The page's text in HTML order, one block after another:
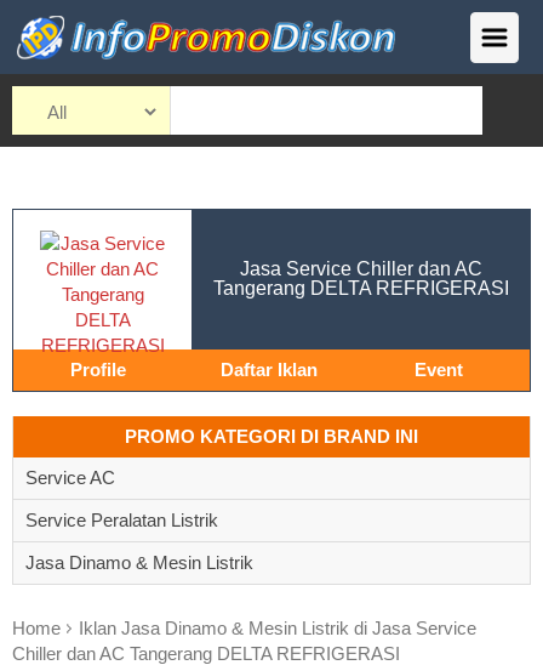
Jasa Service Chiller dan AC
Tangerang DELTA REFRIGERASI
Profile Daftar Iklan Event
PROMO KATEGORI DI BRAND INI
Service AC
Service Peralatan Listrik
Jasa Dinamo & Mesin Listrik
Home
Iklan Jasa Dinamo & Mesin Listrik di Jasa Service
Chiller dan AC Tangerang DELTA REFRIGERASI